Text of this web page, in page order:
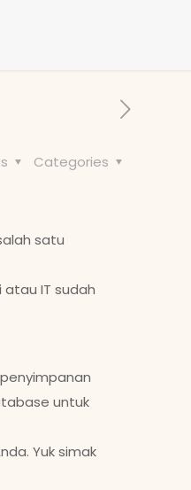
Categories
satu
IT sudah
untuk
Yuk simak